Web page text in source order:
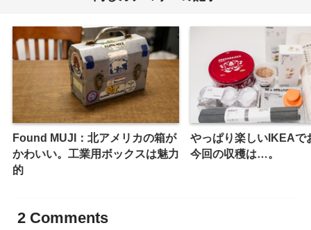
Found MUJI：北アメリカの箱が
かわいい。工業用ボックスは魅力
的
やっぱり楽しいIKEAで
今回の収穫は…。
2Comments